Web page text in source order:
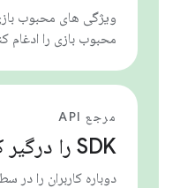
ویژگی های محبوب
محبوب بازی را ادغام
مرجع API
SDK را درگیر کنید
دوباره کاربران را